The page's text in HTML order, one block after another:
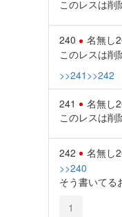
このレスは削
240 名無し
このレスは削
>>241 >>242
241 名無し
このレスは削
242 名無し
>>240
そう書いてる
1